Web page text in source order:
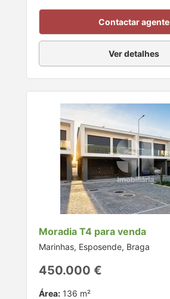
Contactar agente
Ver detalhes
Moradia T4 para venda
Marinhas, Esposende, Braga
450.000 €
Área: 136 m²